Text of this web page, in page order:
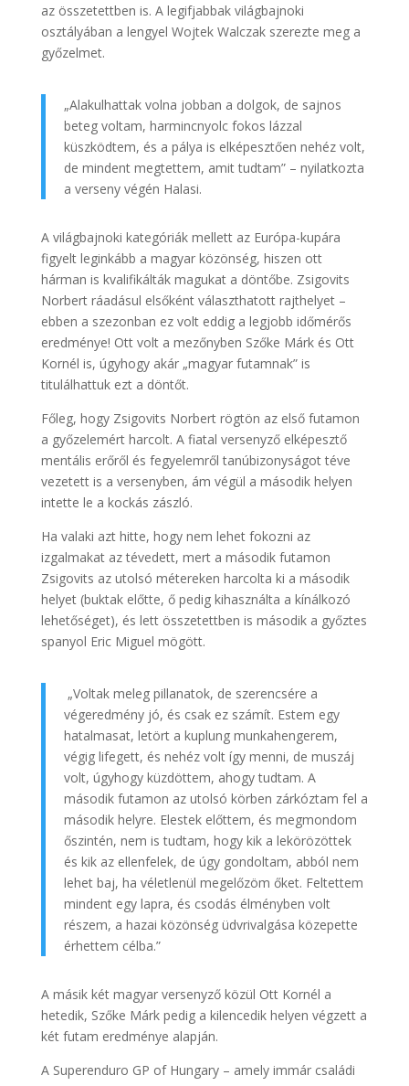
az összetettben is. A legifjabbak világbajnoki
osztályában a lengyel Wojtek Walczak szerezte meg a
győzelmet.
„Alakulhattak volna jobban a dolgok, de sajnos
beteg voltam, harmincnyolc fokos lázzal
küszködtem, és a pálya is elképesztően nehéz volt,
de mindent megtettem, amit tudtam” – nyilatkozta
a verseny végén Halasi.
A világbajnoki kategóriák mellett az Európa-kupára
figyelt leginkább a magyar közönség, hiszen ott
hárman is kvalifikálták magukat a döntőbe. Zsigovits
Norbert ráadásul elsőként választhatott rajthelyet –
ebben a szezonban ez volt eddig a legjobb időmérős
eredménye! Ott volt a mezőnyben Szőke Márk és Ott
Kornél is, úgyhogy akár „magyar futamnak” is
titulálhattuk ezt a döntőt.
Főleg, hogy Zsigovits Norbert rögtön az első futamon
a győzelemért harcolt. A fiatal versenyző elképesztő
mentális erőről és fegyelemről tanúbizonyságot téve
vezetett is a versenyben, ám végül a második helyen
intette le a kockás zászló.
Ha valaki azt hitte, hogy nem lehet fokozni az
izgalmakat az tévedett, mert a második futamon
Zsigovits az utolsó métereken harcolta ki a második
helyet (buktak előtte, ő pedig kihasználta a kínálkozó
lehetőséget), és lett összetettben is második a győztes
spanyol Eric Miguel mögött.
„Voltak meleg pillanatok, de szerencsére a
végeredmény jó, és csak ez számít. Estem egy
hatalmasat, letört a kuplung munkahengerem,
végig lifegett, és nehéz volt így menni, de muszáj
volt, úgyhogy küzdöttem, ahogy tudtam. A
második futamon az utolsó körben zárkóztam fel a
második helyre. Elestek előttem, és megmondom
őszintén, nem is tudtam, hogy kik a lekörözöttek
és kik az ellenfelek, de úgy gondoltam, abból nem
lehet baj, ha véletlenül megelőzöm őket. Feltettem
mindent egy lapra, és csodás élményben volt
részem, a hazai közönség üdvrivalgása közepette
érhettem célba.”
A másik két magyar versenyző közül Ott Kornél a
hetedik, Szőke Márk pedig a kilencedik helyen végzett a
két futam eredménye alapján.
A Superenduro GP of Hungary – amely immár családi